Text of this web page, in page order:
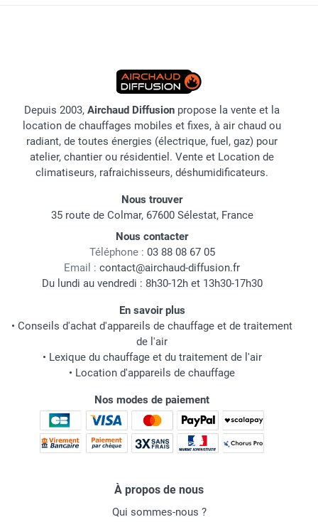
Depuis 2003, Airchaud Diffusion propose la vente et la
location de chauffages mobiles et fixes, à air chaud ou
radiant, de toutes énergies (électrique, fuel, gaz) pour
atelier, chantier ou résidentiel. Vente et Location de
climatiseurs, rafraichisseurs, déshumidificateurs.
Nous trouver
35 route de Colmar, 67600 Sélestat, France
Nous contacter
Téléphone : 03 88 08 67 05
Email : contact@airchaud-diffusion.fr
Du lundi au vendredi : 8h30-12h et 13h30-17h30
En savoir plus
• Conseils d'achat d'appareils de chauffage et de traitement
de l'air
• Lexique du chauffage et du traitement de l'air
• Location d'appareils de chauffage
Nos modes de paiement
À propos de nous
Qui sommes-nous ?